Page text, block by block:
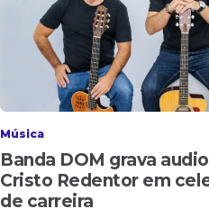
Música
Banda DOM grava
Cristo Redentor em
de carreira